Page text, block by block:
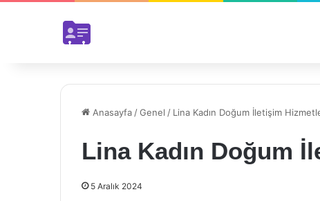
Anasayfa /Genel / Lina Kadın Doğum İletişim
Lina Kadın Doğum
5 Aralık 2024